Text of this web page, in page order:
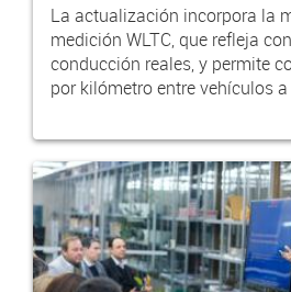
La actualización incorpora la
medición WLTC, que refleja
conducción reales, y permite
por kilómetro entre vehículos